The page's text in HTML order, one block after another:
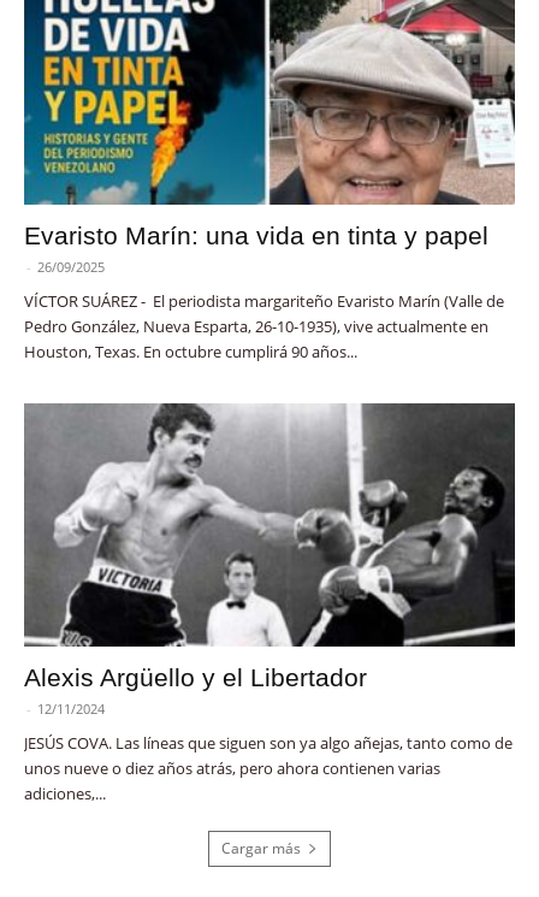
Evaristo Marín: una vida en tinta y papel
- 26/09/2025
VÍCTOR SUÁREZ - El periodista margariteño Evaristo Marín (Valle de
Pedro González, Nueva Esparta, 26-10-1935), vive actualmente en
Houston, Texas. En octubre cumplirá 90 años...
Alexis Argüello y el Libertador
- 12/11/2024
JESÚS COVA. Las líneas que siguen son ya algo añejas, tanto como de
unos nueve o diez años atrás, pero ahora contienen varias
adiciones,...
Cargar más